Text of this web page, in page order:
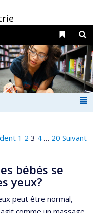
Liens
1 2 3 4 … 20 Suivant
bébés se
yeux?
peut être normal,